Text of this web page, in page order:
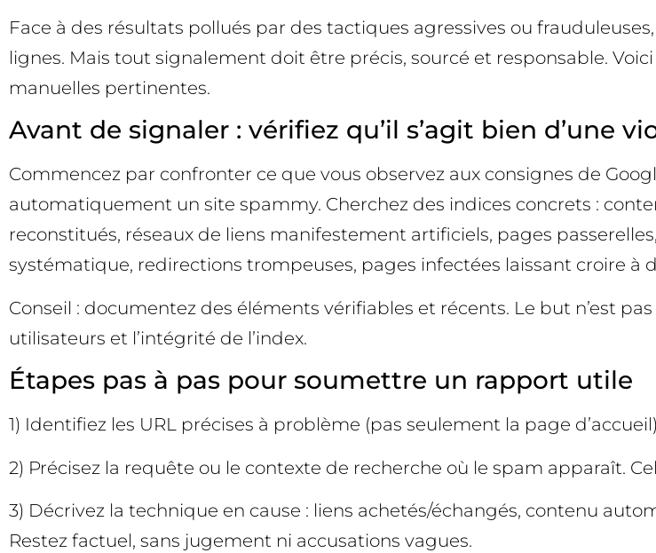
Face à des résultats pollués par des tactiques agressives ou
lignes. Mais tout signalement doit être précis, sourcé et responsable.
manuelles pertinentes.
Avant de signaler : vérifiez qu’il s’agit bien d’une
Commencez par confronter ce que vous observez aux consignes de
automatiquement un site spammy. Cherchez des indices concrets :
reconstitués, réseaux de liens manifestement artificiels, pages
systématique, redirections trompeuses, pages infectées laissant croire à
Conseil : documentez des éléments vérifiables et récents. Le but n’est
utilisateurs et l’intégrité de l’index.
Étapes pas à pas pour soumettre un rapport utile
1) Identifiez les URL précises à problème (pas seulement la page
2) Précisez la requête ou le contexte de recherche où le spam apparaît.
3) Décrivez la technique en cause : liens achetés/échangés, contenu
Restez factuel, sans jugement ni accusations vagues.